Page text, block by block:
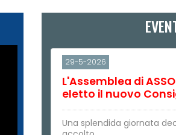
29-5-2026
L'Assemblea di
eletto il nuovo
Una splendida giornata